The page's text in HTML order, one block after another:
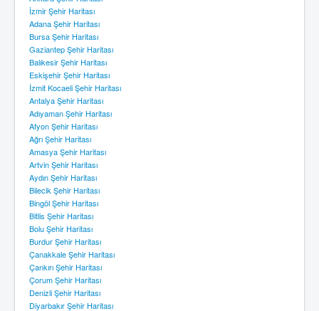
İzmir Şehir Haritası
Adana Şehir Haritası
Bursa Şehir Haritası
Gaziantep Şehir Haritası
Balıkesir Şehir Haritası
Eskişehir Şehir Haritası
İzmit Kocaeli Şehir Haritası
Antalya Şehir Haritası
Adıyaman Şehir Haritası
Afyon Şehir Haritası
Ağrı Şehir Haritası
Amasya Şehir Haritası
Artvin Şehir Haritası
Aydın Şehir Haritası
Bilecik Şehir Haritası
Bingöl Şehir Haritası
Bitlis Şehir Haritası
Bolu Şehir Haritası
Burdur Şehir Haritası
Çanakkale Şehir Haritası
Çankırı Şehir Haritası
Çorum Şehir Haritası
Denizli Şehir Haritası
Diyarbakır Şehir Haritası